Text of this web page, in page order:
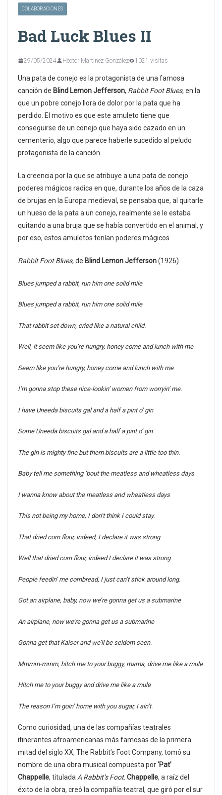
COLABORACIONES
Bad Luck Blues II
29/05/2024 Héctor Martínez González 1021 visitas
Una pata de conejo es la protagonista de una famosa
canción de Blind Lemon Jefferson, Rabbit Foot Blues, en la
que un pobre conejo llora de dolor por la pata que ha
perdido. El motivo es que este amuleto tiene que
conseguirse de un conejo que haya sido cazado en un
cementerio, algo que parece haberle sucedido al peludo
protagonista de la canción.
La creencia por la que se atribuye a una pata de conejo
poderes mágicos radica en que, durante los años de la caza
de brujas en la Europa medieval, se pensaba que, al quitarle
un hueso de la pata a un conejo, realmente se le estaba
quitando a una bruja que se había convertido en el animal, y
por eso, estos amuletos tenían poderes mágicos.
Rabbit Foot Blues, de Blind Lemon Jefferson(1926)
Blues jumped a rabbit, run him one solid mile
Blues jumped a rabbit, run him one solid mile
That rabbit set down, cried like a natural child.
Well, it seem like you’re hungry, honey come and lunch with me
Seem like you’re hungry, honey come and lunch with me
I’m gonna stop these nice-lookin’ women from worryin’ me.
I have Uneeda biscuits gal and a half a pint o’ gin
Some Uneeda biscuits gal and a half a pint o’ gin
The gin is mighty fine but them biscuits are a little too thin.
Baby tell me something ‘bout the meatless and wheatless days
I wanna know about the meatless and wheatless days
This not being my home, I don’t think I could stay.
That dried corn flour, indeed, I declare it was strong
Well that dried corn flour, indeed I declare it was strong
People feedin’ me cornbread, I just can’t stick around long.
Got an airplane, baby, now we’re gonna get us a submarine
An airplane, now we’re gonna get us a submarine
Gonna get that Kaiser and we’ll be seldom seen.
Mmmm-mmm, hitch me to your buggy, mama, drive me like a mule
Hitch me to your buggy and drive me like a mule
The reason I’m goin’ home with you sugar, I ain’t.
Como curiosidad, una de las compañías teatrales
itinerantes afroamericanas más famosas de la primera
mitad del siglo XX, The Rabbit’s Foot Company, tomó su
nombre de una obra musical compuesta por‘Pat’
Chappelle, titulada A Rabbit’s Foot. Chappelle, a raíz del
éxito de la obra, creó la compañía teatral, que giró por el sur